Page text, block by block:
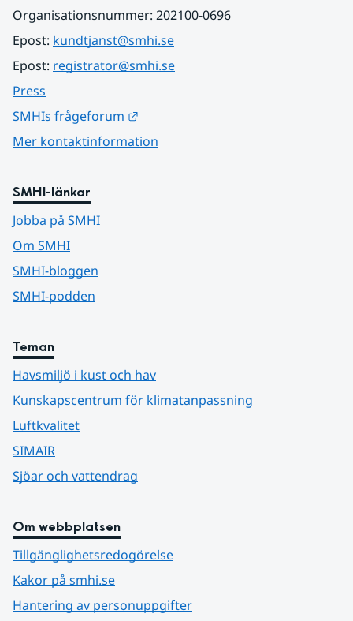
Organisationsnummer: 202100-0696
Epost: kundtjanst@smhi.se
Epost: registrator@smhi.se
Press
SMHIs frågeforum
Mer kontaktinformation
SMHI-länkar
Jobba på SMHI
Om SMHI
SMHI-bloggen
SMHI-podden
Teman
Havsmiljö i kust och hav
Kunskapscentrum för klimatanpassning
Luftkvalitet
SIMAIR
Sjöar och vattendrag
Om webbplatsen
Tillgänglighetsredogörelse
Kakor på smhi.se
Hantering av personuppgifter